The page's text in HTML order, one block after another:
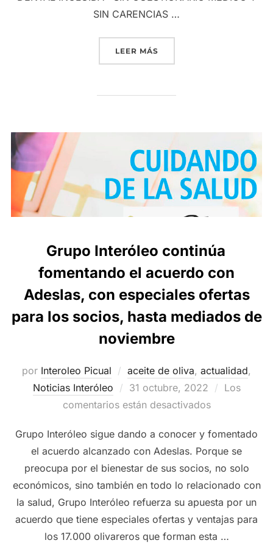
SIN CARENCIAS …
LEER MÁS«CAMPAÑA ESPECIAL DE
Grupo Interóleo continúa
fomentando el acuerdo con
Adeslas, con especiales ofertas
para los socios, hasta mediados de
noviembre
por Interoleo Picual aceite de oliva, actualidad,
Noticias Interóleo
Publicado
el
31 octubre, 2022
Los
comentarios están desactivados
Grupo Interóleo sigue dando a conocer y fomentado
el acuerdo alcanzado con Adeslas. Porque se
preocupa por el bienestar de sus socios, no solo
económicos, sino también en todo lo relacionado con
la salud, Grupo Interóleo refuerza su apuesta por un
acuerdo que tiene especiales ofertas y ventajas para
los 17.000 olivareros que forman esta …